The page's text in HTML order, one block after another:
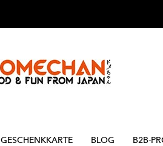
GESCHENKKARTE BLOG B2B-